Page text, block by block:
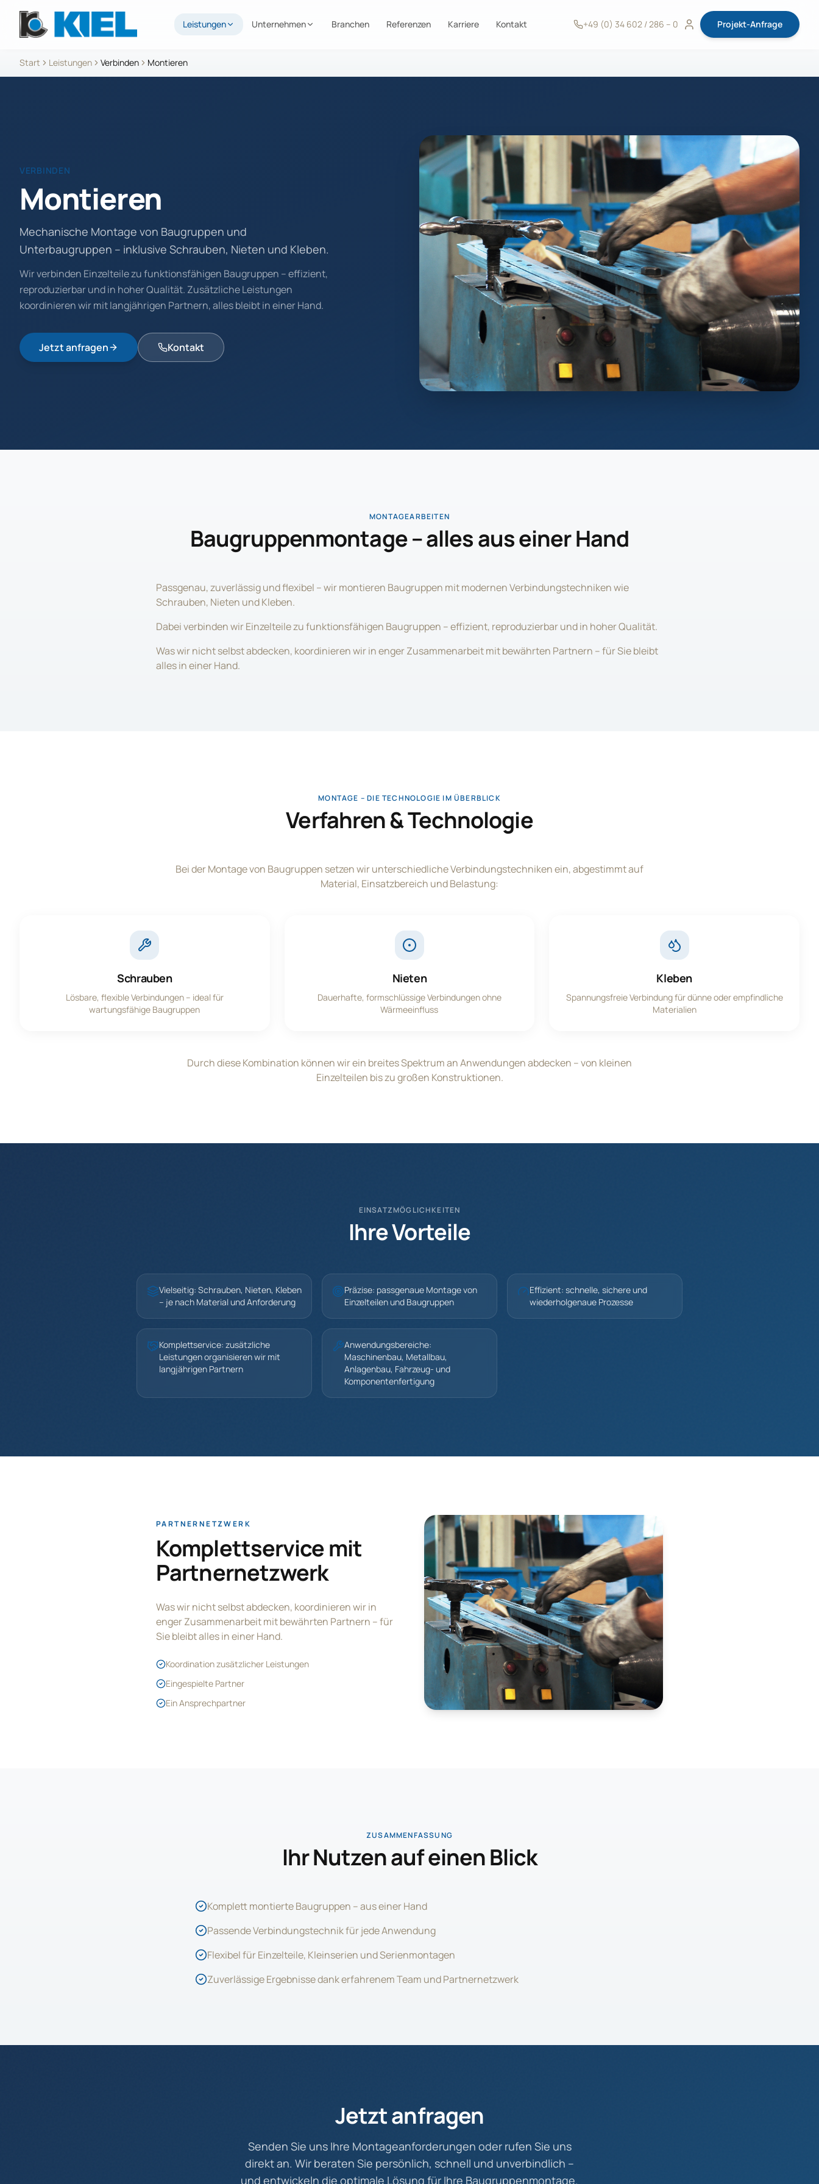
Leistungen Unternehmen Branchen Referenzen Karriere Kontakt +49 (0) 34 602 / 286 – 0 Projekt-Anfrage
Start Leistungen Verbinden Montieren
VERBINDEN
Montieren
Mechanische Montage von Baugruppen und
Unterbaugruppen – inklusive Schrauben, Nieten und Kleben.
Wir verbinden Einzelteile zu funktionsfähigen Baugruppen – effizient,
reproduzierbar und in hoher Qualität. Zusätzliche Leistungen
koordinieren wir mit langjährigen Partnern, alles bleibt in einer Hand.
Jetzt anfragen Kontakt
MONTAGEARBEITEN
Baugruppenmontage – alles aus einer Hand
Passgenau, zuverlässig und flexibel – wir montieren Baugruppen mit modernen Verbindungstechniken wie
Schrauben, Nieten und Kleben.
Dabei verbinden wir Einzelteile zu funktionsfähigen Baugruppen – effizient, reproduzierbar und in hoher Qualität.
Was wir nicht selbst abdecken, koordinieren wir in enger Zusammenarbeit mit bewährten Partnern – für Sie bleibt
alles in einer Hand.
MONTAGE – DIE TECHNOLOGIE IM ÜBERBLICK
Verfahren & Technologie
Bei der Montage von Baugruppen setzen wir unterschiedliche Verbindungstechniken ein, abgestimmt auf
Material, Einsatzbereich und Belastung:
Schrauben
Lösbare, flexible Verbindungen – ideal für
wartungsfähige Baugruppen
Nieten
Dauerhafte, formschlüssige Verbindungen ohne
Wärmeeinfluss
Kleben
Spannungsfreie Verbindung für dünne oder empfindliche
Materialien
Durch diese Kombination können wir ein breites Spektrum an Anwendungen abdecken – von kleinen
Einzelteilen bis zu großen Konstruktionen.
EINSATZMÖGLICHKEITEN
Ihre Vorteile
Vielseitig: Schrauben, Nieten, Kleben
– je nach Material und Anforderung
Präzise: passgenaue Montage von
Einzelteilen und Baugruppen
Effizient: schnelle, sichere und
wiederholgenaue Prozesse
Komplettservice: zusätzliche
Leistungen organisieren wir mit
langjährigen Partnern
Anwendungsbereiche:
Maschinenbau, Metallbau,
Anlagenbau, Fahrzeug- und
Komponentenfertigung
PARTNERNETZWERK
Komplettservice mit
Partnernetzwerk
Was wir nicht selbst abdecken, koordinieren wir in
enger Zusammenarbeit mit bewährten Partnern – für
Sie bleibt alles in einer Hand.
Koordination zusätzlicher Leistungen
Eingespielte Partner
Ein Ansprechpartner
ZUSAMMENFASSUNG
Ihr Nutzen auf einen Blick
Komplett montierte Baugruppen – aus einer Hand
Passende Verbindungstechnik für jede Anwendung
Flexibel für Einzelteile, Kleinserien und Serienmontagen
Zuverlässige Ergebnisse dank erfahrenem Team und Partnernetzwerk
Jetzt anfragen
Senden Sie uns Ihre Montageanforderungen oder rufen Sie uns
direkt an. Wir beraten Sie persönlich, schnell und unverbindlich –
und entwickeln die optimale Lösung für Ihre Baugruppenmontage.